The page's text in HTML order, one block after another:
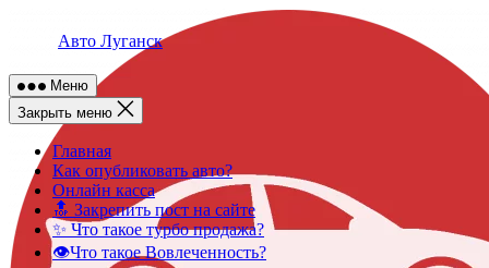
Авто Луганск
Меню
Закрыть меню
Главная
Как опубликовать авто?
Онлайн касса
🔝 Закрепить пост на сайте
✨ Что такое турбо продажа?
👁️Что такое Вовлеченность?